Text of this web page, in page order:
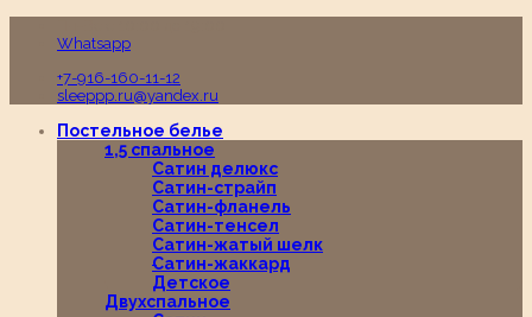
Whatsapp
+7-916-160-11-12
sleeppp.ru@yandex.ru
Постельное белье
1,5 спальное
Сатин делюкс
Сатин-страйп
Сатин-фланель
Сатин-тенсел
Сатин-жатый шелк
Сатин-жаккард
Детское
Двухспальное